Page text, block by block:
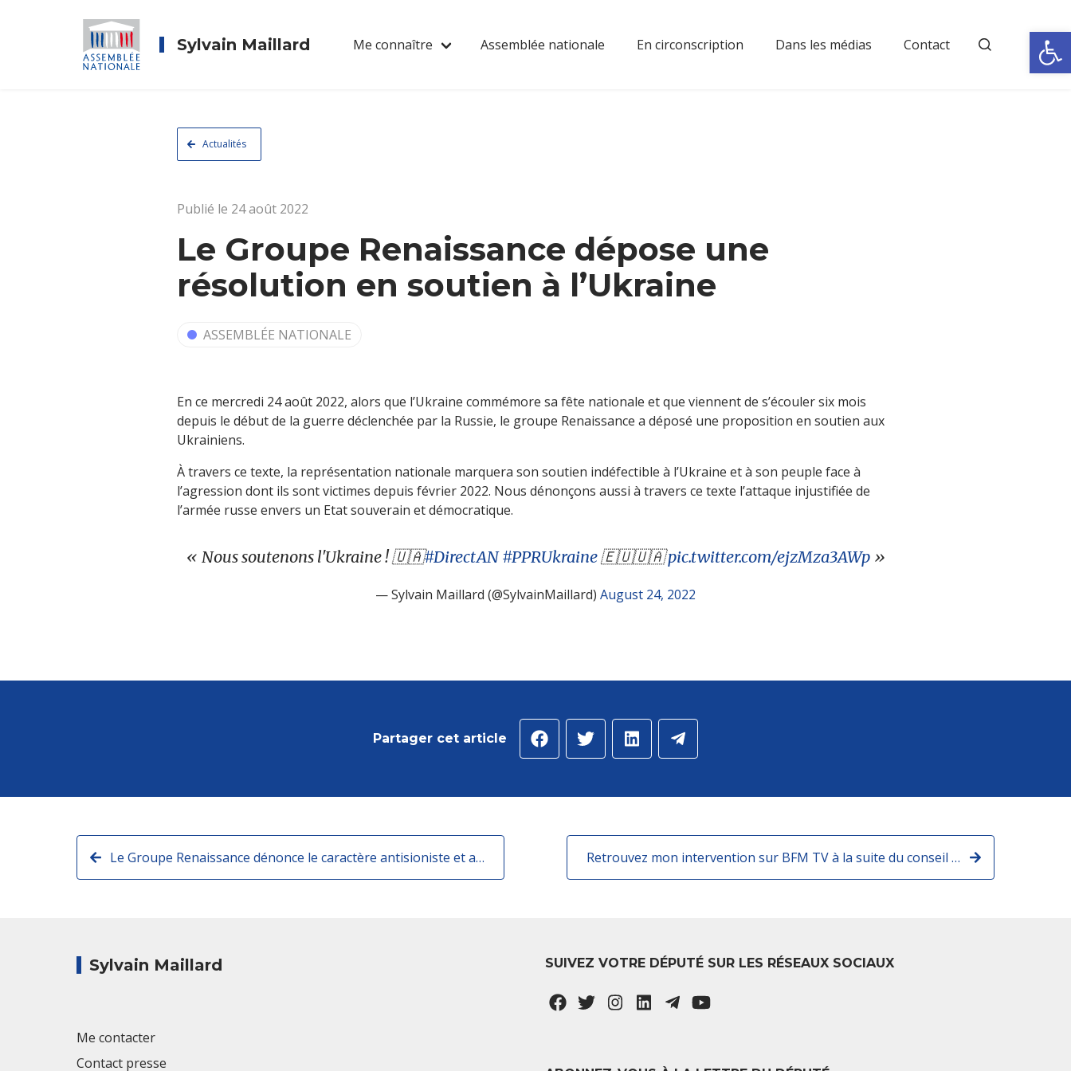
Ouvrir
Sylvain Maillard Me connaître Assemblée nationale En circonscription Dans les médias Contact
Actualités
Publié le 24 août 2022
Le Groupe Renaissance dépose une
résolution en soutien à l’Ukraine
ASSEMBLÉE NATIONALE
En ce mercredi 24 août 2022, alors que l’Ukraine commémore sa fête nationale et que viennent de s’écouler six mois
depuis le début de la guerre déclenchée par la Russie, le groupe Renaissance a déposé une proposition en soutien aux
Ukrainiens.
À travers ce texte, la représentation nationale marquera son soutien indéfectible à l’Ukraine et à son peuple face à
l’agression dont ils sont victimes depuis février 2022. Nous dénonçons aussi à travers ce texte l’attaque injustifiée de
l’armée russe envers un Etat souverain et démocratique.
Nous soutenons l'Ukraine ! 🇺🇦#DirectAN #PPRUkraine🇪🇺🇺🇦pic.twitter.com/ejzMza3AWp
— Sylvain Maillard (@SylvainMaillard) August 24, 2022
Partager cet article
Le Groupe Renaissance dénonce le caractère antisioniste et antisémite de la résolution de la NUPES Retrouvez mon intervention sur BFM TV à la suite du conseil des ministres de rentrée
Sylvain Maillard
Me contacter
Contact presse
SUIVEZ VOTRE DÉPUTÉ SUR LES RÉSEAUX SOCIAUX